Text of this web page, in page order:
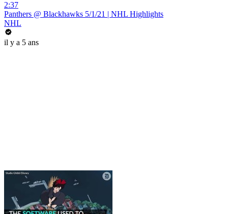
2:37
Panthers @ Blackhawks 5/1/21 | NHL Highlights
NHL
il y a 5 ans